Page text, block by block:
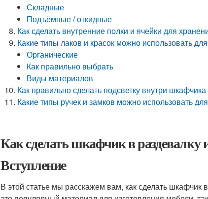
Складные
Подъёмные / откидные
Как сделать внутренние полки и ячейки для
Какие типы лаков и красок можно использовать
Органические
Как правильно выбрать
Виды материалов
Как правильно сделать подсветку внутри
Какие типы ручек и замков можно использовать
Как сделать шкафчик в
Вступление
В этой статье мы расскажем вам, как сделать